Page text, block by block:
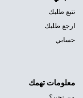
تتبع طلبك
ارجع طلبك
حسابي
معلومات تهمك